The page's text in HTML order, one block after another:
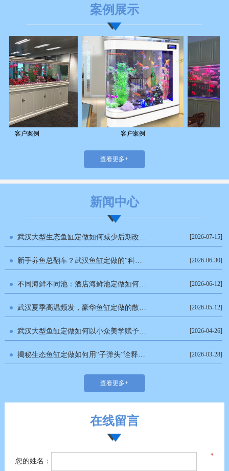
案例展示
客户案例 客户案例
查看更多+
新闻中心
武汉大型生态鱼缸定做如何减少后期改动？这几个环节要提前确认 [2026-07-15]
新手养鱼总翻车？武汉鱼缸定做的“科学水体与底滤生态”全指南 [2026-06-30]
不同海鲜不同池：酒店海鲜池定做如何分区设置水温与盐度？ [2026-06-12]
武汉夏季高温频发，豪华鱼缸定做的散热与降温方案有哪些可行选择？ [2026-05-12]
武汉大型鱼缸定做如何以小众美学赋予空间灵动感？ [2026-04-26]
揭秘生态鱼缸定做如何用“子弹头”诠释东方美学？ [2026-03-28]
查看更多+
在线留言
您的姓名：